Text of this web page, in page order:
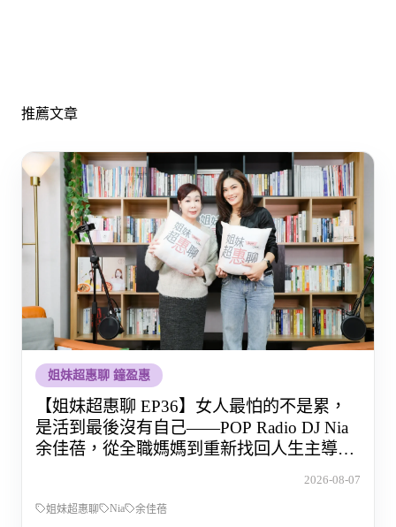
推薦文章
姐妹超惠聊 鐘盈惠
【姐妹超惠聊 EP36】女人最怕的不是累，
是活到最後沒有自己——POP Radio DJ Nia
余佳蓓，從全職媽媽到重新找回人生主導權
2026-08-07
姐妹超惠聊 Nia 余佳蓓